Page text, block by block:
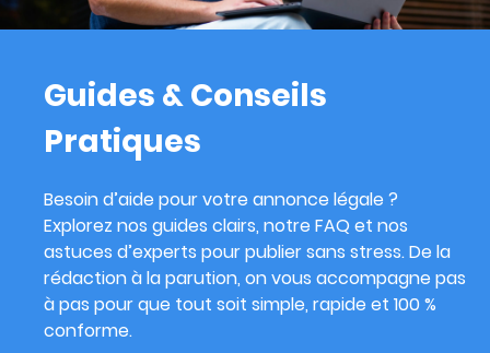
Guides & Conseils
Pratiques
Besoin d’aide pour votre annonce légale ?
Explorez nos guides clairs, notre FAQ et nos
astuces d’experts pour publier sans stress. De la
rédaction à la parution, on vous accompagne pas
à pas pour que tout soit simple, rapide et 100 %
conforme.